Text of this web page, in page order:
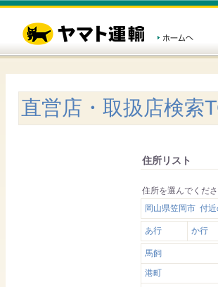
直営店・取扱店検索
住所リスト
住所を選んでくだ
岡山県笠岡市 付
あ行 か行
馬飼
港町